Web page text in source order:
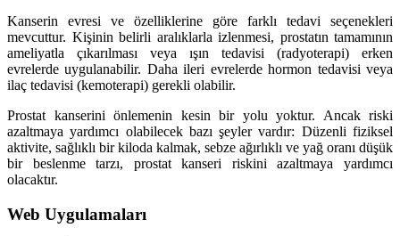
Kanserin evresi ve özelliklerine göre farklı tedavi seçenekleri
mevcuttur. Kişinin belirli aralıklarla izlenmesi, prostatın tamamının
ameliyatla çıkarılması veya ışın tedavisi (radyoterapi) erken
evrelerde uygulanabilir. Daha ileri evrelerde hormon tedavisi veya
ilaç tedavisi (kemoterapi) gerekli olabilir.
Prostat kanserini önlemenin kesin bir yolu yoktur. Ancak riski
azaltmaya yardımcı olabilecek bazı şeyler vardır: Düzenli fiziksel
aktivite, sağlıklı bir kiloda kalmak, sebze ağırlıklı ve yağ oranı düşük
bir beslenme tarzı, prostat kanseri riskini azaltmaya yardımcı
olacaktır.
Web Uygulamaları